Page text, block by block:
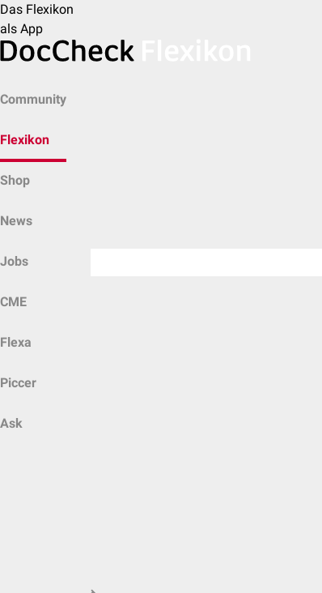
Das Flexikon
als App
Community
Flexikon
Shop
News
Jobs
CME
Flexa
Piccer
Ask